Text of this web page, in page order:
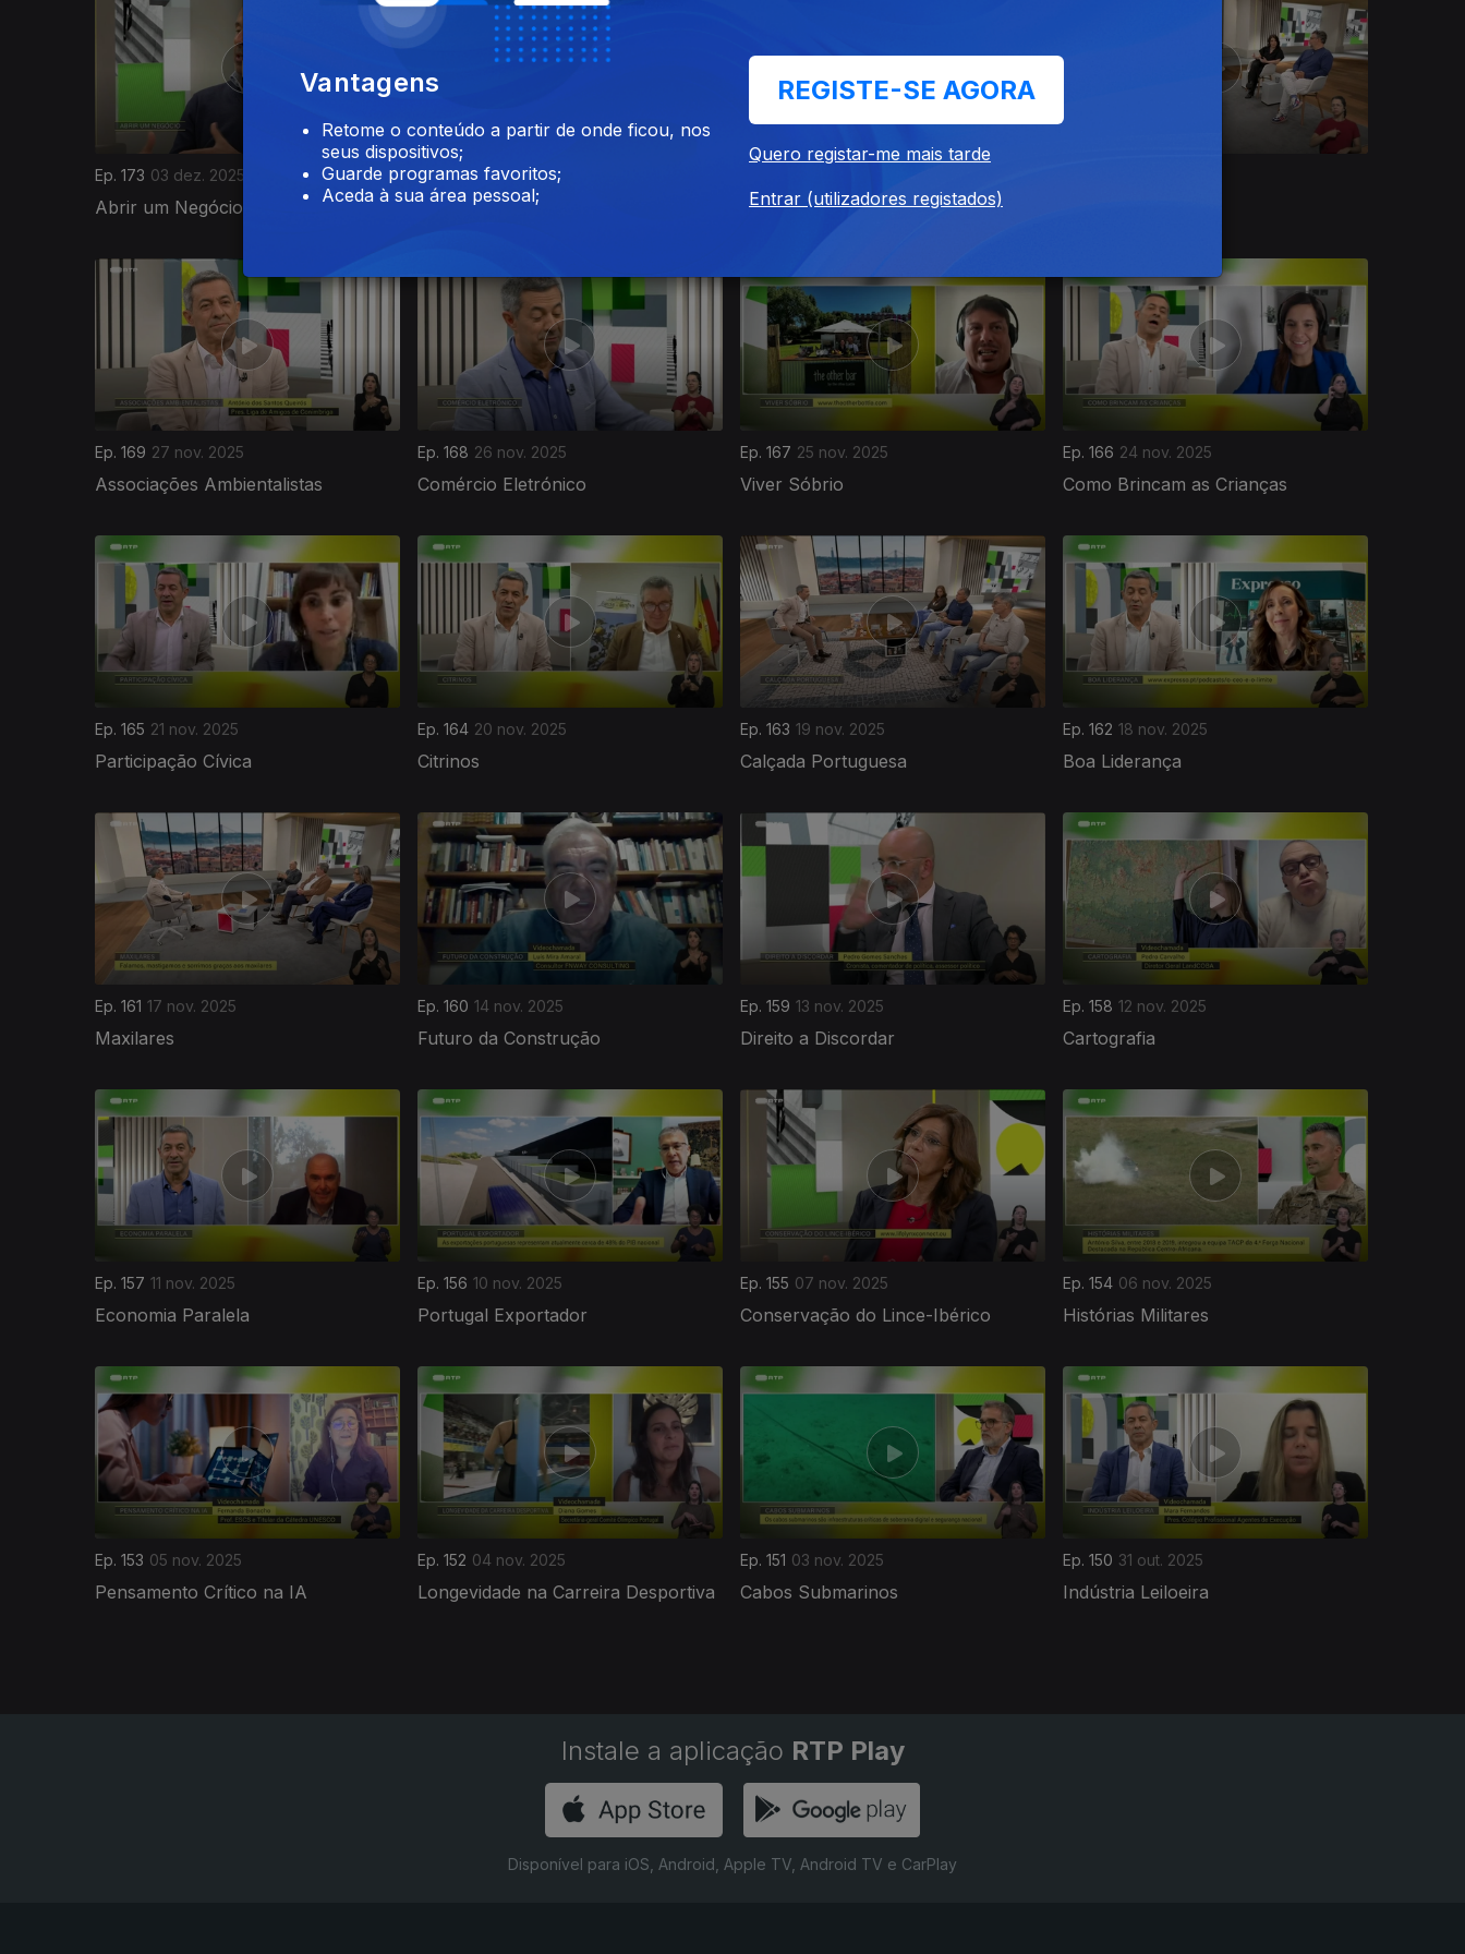
Ep. 173 03 dez. 2025
Abrir um Negócio
Ep. 172 02 dez. 2025
Turismo nas Aldeias Lisboa Maçónica
Ep. 169 27 nov. 2025
Associações Ambientalistas
Ep. 168 26 nov. 2025
Comércio Eletrónico
Ep. 167 25 nov. 2025
Viver Sóbrio
Ep. 166 24 nov. 2025
Como Brincam as Crianças
Ep. 165 21 nov. 2025
Participação Cívica
Ep. 164 20 nov. 2025
Citrinos
Ep. 163 19 nov. 2025
Calçada Portuguesa
Ep. 162 18 nov. 2025
Boa Liderança
890012
Ep. 161 17 nov. 2025
Maxilares
Ep. 160 14 nov. 2025
Futuro da Construção
Ep. 159 13 nov. 2025
Direito a Discordar
Ep. 158 12 nov. 2025
Cartografia
Ep. 157 11 nov. 2025
Economia Paralela
Ep. 156 10 nov. 2025
Portugal Exportador
Ep. 155 07 nov. 2025
Conservação do Lince-Ibérico
Ep. 154 06 nov. 2025
Histórias Militares
Ep. 153 05 nov. 2025
Pensamento Crítico na IA
Ep. 152 04 nov. 2025
Longevidade na Carreira Desportiva
Ep. 151 03 nov. 2025
Cabos Submarinos
Ep. 150 31 out. 2025
Indústria Leiloeira
885933
Instale a aplicação RTP Play
Disponível para iOS, Android, Apple TV, Android TV e CarPlay
Vantagens
Retome o conteúdo a partir de onde ficou, nos
seus dispositivos;
Guarde programas favoritos;
Aceda à sua área pessoal;
REGISTE-SE AGORA
Quero registar-me mais tarde
Entrar (utilizadores registados)